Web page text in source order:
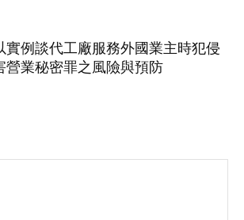
實例談代工廠服務外國業主時犯侵
營業秘密罪之風險與預防